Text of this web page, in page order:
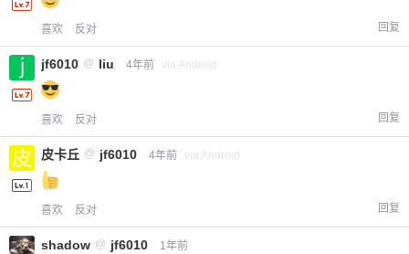
喜欢 反对 回复
jf6010 @ liu 4年前 via Android
喜欢 反对 回复
皮卡丘 @ jf6010 4年前 via Android
喜欢 反对 回复
shadow @ jf6010 1年前